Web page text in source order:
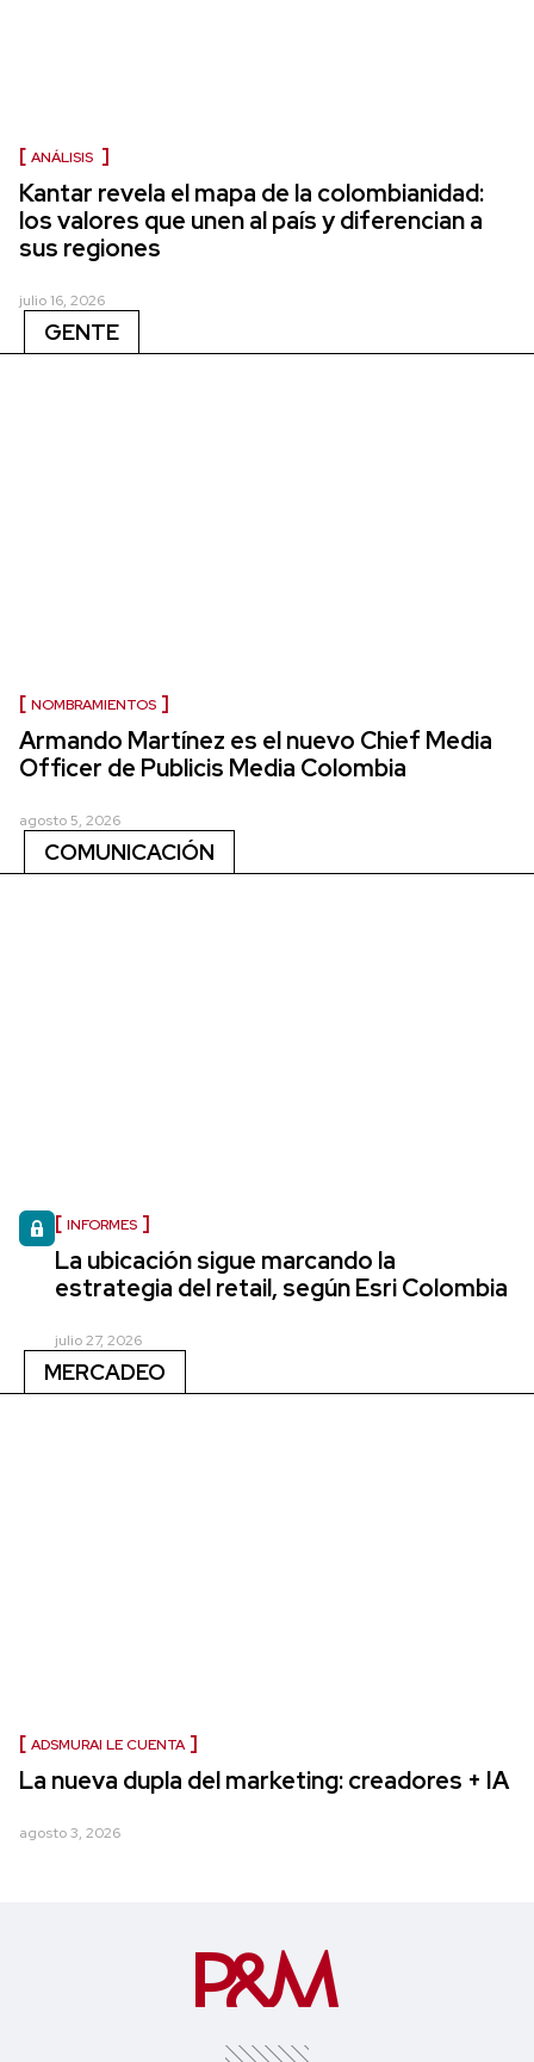
ANÁLISIS
Kantar revela el mapa de la colombianidad:
los valores que unen al país y diferencian a
sus regiones
julio 16, 2026
GENTE
NOMBRAMIENTOS
Armando Martínez es el nuevo Chief Media
Officer de Publicis Media Colombia
agosto 5, 2026
COMUNICACIÓN
INFORMES
La ubicación sigue marcando la
estrategia del retail, según Esri Colombia
julio 27, 2026
MERCADEO
ADSMURAI LE CUENTA
La nueva dupla del marketing: creadores + IA
agosto 3, 2026